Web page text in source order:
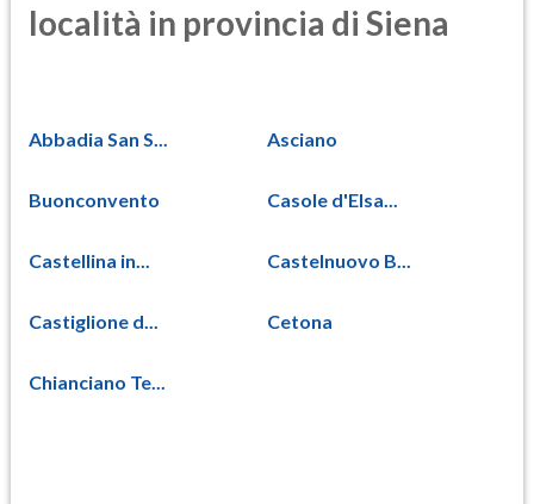
località in provincia di Siena
Abbadia San S... Asciano
Buonconvento Casole d'Elsa...
Castellina in... Castelnuovo B...
Castiglione d... Cetona
Chianciano Te...